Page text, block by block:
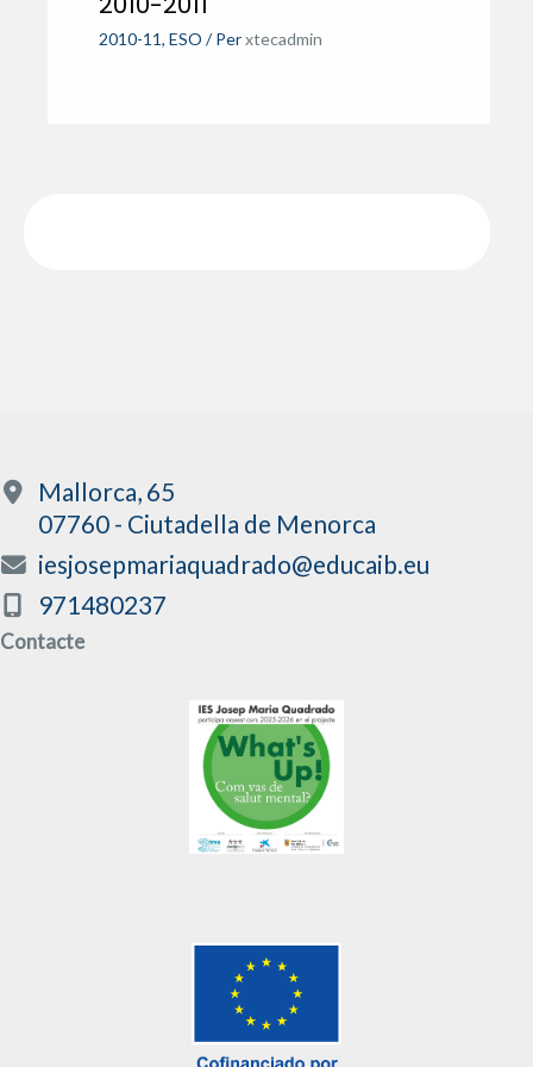
2010-11, ESO / Per xtecadmin
Mallorca, 65
07760 - Ciutadella de Menorca
iesjosepmariaquadrado@educaib.eu
971480237
Contacte